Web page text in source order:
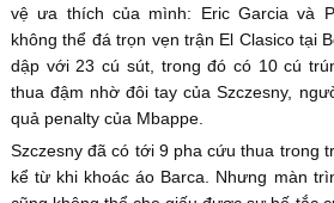
vệ ưa thích của mình: Eric Garcia và
không thể đá trọn vẹn trận El Clasico tại
dập với 23 cú sút, trong đó có 10 cú
thua đậm nhờ đôi tay của Szczesny,
quả penalty của Mbappe.
Szczesny đã có tới 9 pha cứu thua trong
kể từ khi khoác áo Barca. Nhưng màn